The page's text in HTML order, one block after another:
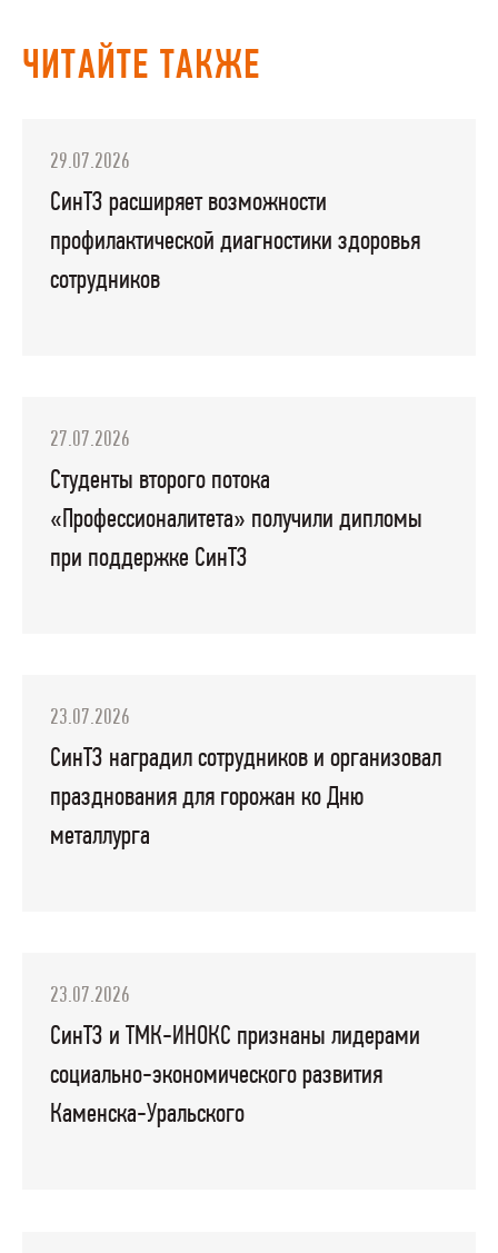
ЧИТАЙТЕ ТАКЖЕ
29.07.2026
СинТЗ расширяет возможности
профилактической диагностики здоровья
сотрудников
27.07.2026
Студенты второго потока
«Профессионалитета» получили дипломы
при поддержке СинТЗ
23.07.2026
СинТЗ наградил сотрудников и организовал
празднования для горожан ко Дню
металлурга
23.07.2026
СинТЗ и ТМК-ИНОКС признаны лидерами
социально-экономического развития
Каменска-Уральского